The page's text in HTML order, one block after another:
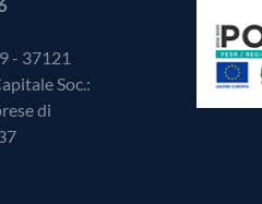
- 37121
Soc.:
di